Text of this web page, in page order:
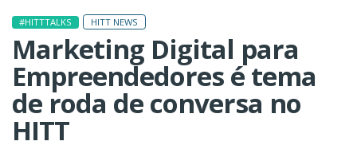
#HITTTALKS HITT NEWS
Marketing Digital para
Empreendedores é tema
de roda de conversa no
HITT